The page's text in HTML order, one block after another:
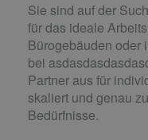
Sie sind auf der
für das ideale
Bürogebäuden oder
bei
Partner aus für
skaliert und genau
Bedürfnisse.